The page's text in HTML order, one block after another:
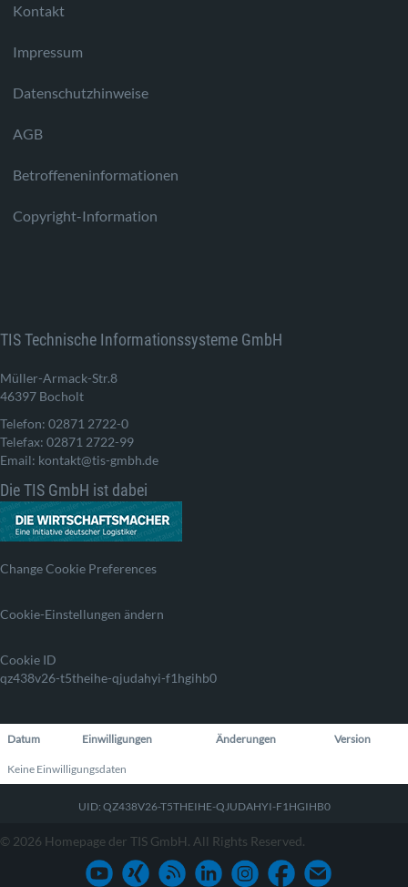
Kontakt
Impressum
Datenschutzhinweise
AGB
Betroffeneninformationen
Copyright-Information
TIS Technische Informationssysteme GmbH
Müller-Armack-Str.8
46397 Bocholt
Telefon: 02871 2722-0
Telefax: 02871 2722-99
Email: kontakt@tis-gmbh.de
Die TIS GmbH ist dabei
Change Cookie Preferences
Cookie-Einstellungen ändern
Cookie ID
qz438v26-t5theihe-qjudahyi-f1hgihb0
Datum Einwilligungen Änderungen Version
Keine Einwilligungsdaten
UID: QZ438V26-T5THEIHE-QJUDAHYI-F1HGIHB0
© 2026 Homepage der TIS GmbH. All Rights Reserved.